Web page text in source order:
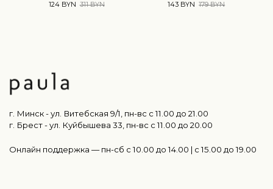
124 BYN 311 BYN
143 BYN 179 BYN
г. Минск - ул. Витебская 9/1, пн-вс с 11.00 до 21.00
г. Брест - ул. Куйбышева 33, пн-вс c 11.00 до 20.00
Онлайн поддержка — пн-сб с 10.00 до 14.00 | c 15.00 до 19.00